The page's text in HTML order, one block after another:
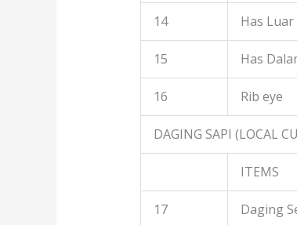
14 Has
15 Has
16 Rib eye
DAGING SAPI (LOCAL
ITEMS
17 Daging